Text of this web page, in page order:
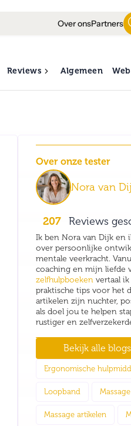
Over onsPartners
Reviews Algemeen
Over onze tester
Nora van
207 Reviews
Ik ben Nora van Dijk en
over persoonlijke
mentale veerkracht.
coaching en mijn liefde
zelfhulpboeken vertaal
praktische tips voor het
artikelen zijn nuchter,
als doel jou te helpen
rustiger en
Bekijk alle
Ergonomische
Loopband
Massage artikelen